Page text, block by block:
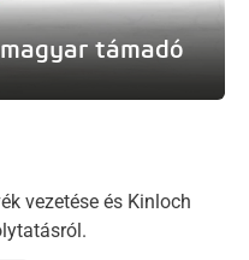
támadó
vezetése és Kinloch